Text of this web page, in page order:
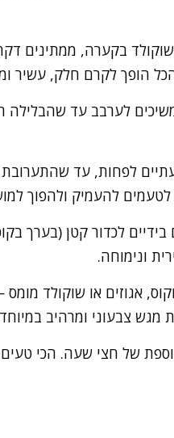
בקערה, ממתינים
הופך לקרם חלק, עשיר
לערבב עד שהבלילה
לפחות, עד
להעמיק ולהפוך
ונימוחה.
אגוזים או שוקולד
מגש צבעוני ומרהיב
של חצי שעה. הכי